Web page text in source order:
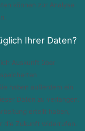
können zur Analyse
Ihrer Daten?
Auskunft über
haben außerdem ein
Daten zu verlangen.
erteilt haben,
die Zukunft widerrufen.